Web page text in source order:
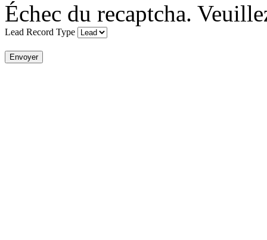
Échec du recaptcha.
Lead Record Type
Envoyer